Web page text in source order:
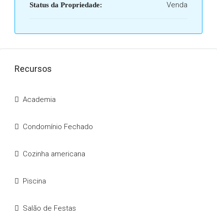
Status da Propriedade: Venda
Recursos
Academia
Condomínio Fechado
Cozinha americana
Piscina
Salão de Festas